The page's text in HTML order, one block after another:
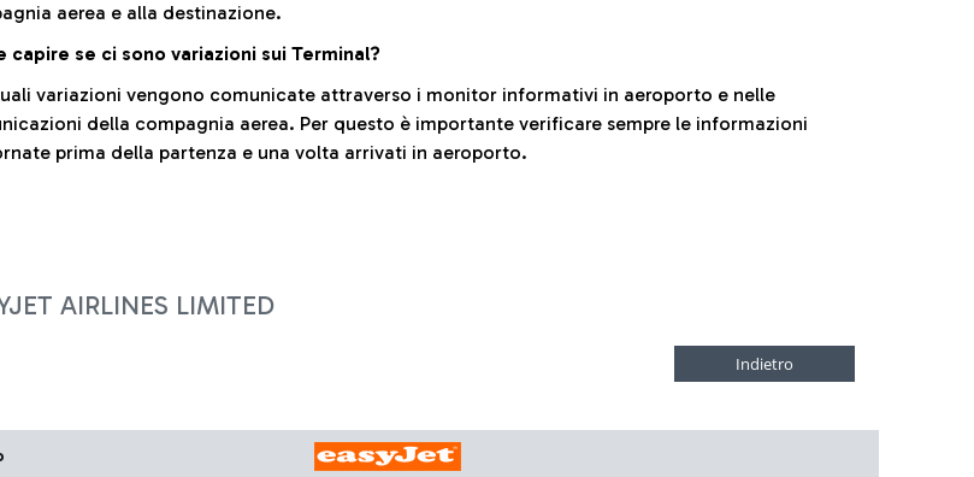
aerea e alla destinazione.
capire se ci sono variazioni sui Terminal?
variazioni vengono comunicate attraverso i monitor informativi in aeroporto e nelle
della compagnia aerea. Per questo è importante verificare sempre le informazioni
prima della partenza e una volta arrivati in aeroporto.
AIRLINES LIMITED